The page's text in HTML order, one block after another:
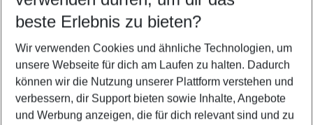
5-8 Nächte
2 Erwachsene Keine Kinder
Mehr Filter anzeigen
beste Erlebnis zu bieten?
Wir verwenden Cookies und ähnliche Technologien, um
unsere Webseite für dich am Laufen zu halten. Dadurch
können wir die Nutzung unserer Plattform verstehen und
verbessern, dir Support bieten sowie Inhalte, Angebote
und Werbung anzeigen, die für dich relevant sind und zu